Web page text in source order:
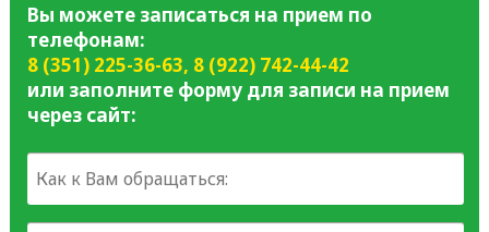
Вы можете записаться на прием по
телефонам:
8 (351) 225-36-63, 8 (922) 742-44-42
или заполните форму для записи на прием
через сайт: